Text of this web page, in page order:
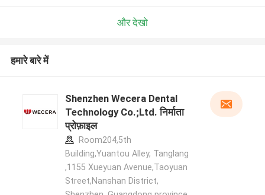
और देखो
हमारे बारे में
Shenzhen Wecera Dental
Technology Co.;Ltd. निर्माता
प्रोफ़ाइल
Room204,5th
Building,Yuantou Alley, Tanglang
,1155 Xueyuan Avenue,Taoyuan
Street,Nanshan District,